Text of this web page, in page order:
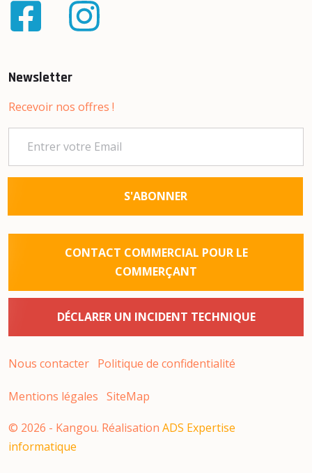
Newsletter
Recevoir nos offres !
S'ABONNER
CONTACT COMMERCIAL POUR LE
COMMERÇANT
DÉCLARER UN INCIDENT TECHNIQUE
Nous contacter Politique de confidentialité
Mentions légales SiteMap
© 2026 - Kangou. Réalisation ADS Expertise
informatique